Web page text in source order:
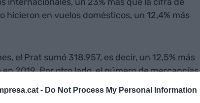
- Do Not Process My Personal Information
hicieron en vuelos domésticos, un 12,4% más
el Prat sumó 318.957, es decir, un 12,5% más
2019. Por otro lado, el número de mercancías
0,6% más que en 2022 pero aún un 11,5%